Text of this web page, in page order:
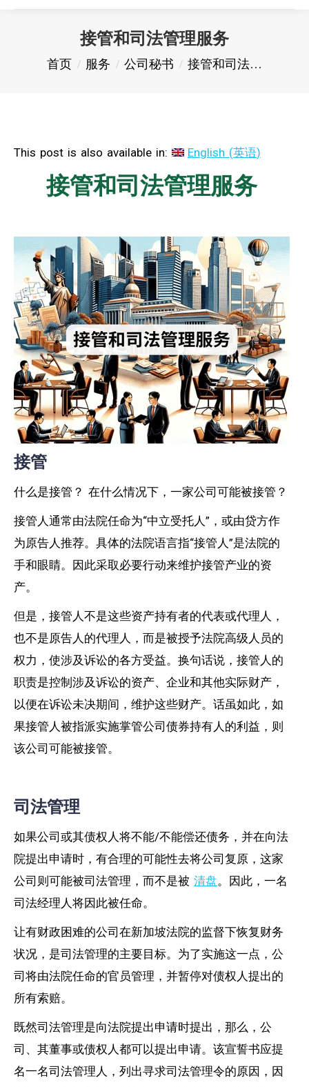
接管和司法管理服务
您在这里：
首页 服务 公司秘书 接管和司法…
This post is also available in: English (英语)
接管和司法管理服务
接管
什么是接管？ 在什么情况下，一家公司可能被接管？
接管人通常由法院任命为“中立受托人”，或由贷方作
为原告人推荐。具体的法院语言指“接管人”是法院的
手和眼睛。因此采取必要行动来维护接管产业的资
产。
但是，接管人不是这些资产持有者的代表或代理人，
也不是原告人的代理人，而是被授予法院高级人员的
权力，使涉及诉讼的各方受益。换句话说，接管人的
职责是控制涉及诉讼的资产、企业和其他实际财产，
以便在诉讼未决期间，维护这些财产。话虽如此，如
果接管人被指派实施掌管公司债券持有人的利益，则
该公司可能被接管。
司法管理
如果公司或其债权人将不能/不能偿还债务，并在向法
院提出申请时，有合理的可能性去将公司复原，这家
公司则可能被司法管理，而不是被 清盘。因此，一名
司法经理人将因此被任命。
让有财政困难的公司在新加坡法院的监督下恢复财务
状况，是司法管理的主要目标。为了实施这一点，公
司将由法院任命的官员管理，并暂停对债权人提出的
所有索赔。
既然司法管理是向法院提出申请时提出，那么，公
司、其董事或债权人都可以提出申请。该宣誓书应提
名一名司法管理人，列出寻求司法管理令的原因，因